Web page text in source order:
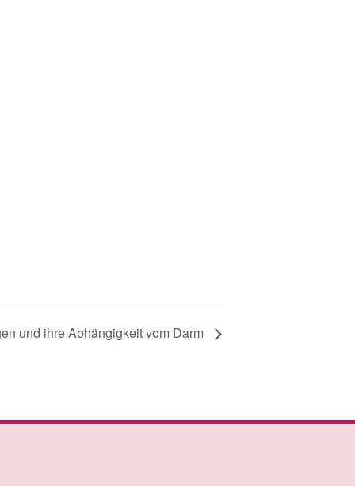
und ihre Abhängigkeit vom Darm